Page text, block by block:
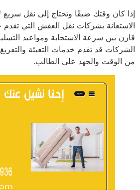
كان وقتك ضيقًا وتحتاج إلى نقل سريع
بشركات نقل العفش التي تقدم
بين سرعة الاستجابة ومواعيد التسليم
قد تقدم خدمات التعبئة والتفريغ
والجهد على الطالب.